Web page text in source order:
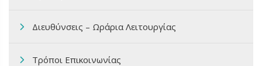
Διευθύνσεις – Ωράρια Λειτουργίας
Τρόποι Επικοινωνίας